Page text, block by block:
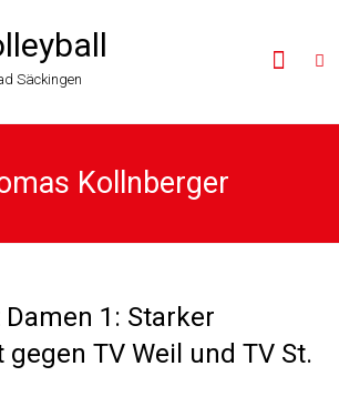
Säckingen
Kollnberger
1: Starker
TV Weil und TV St.